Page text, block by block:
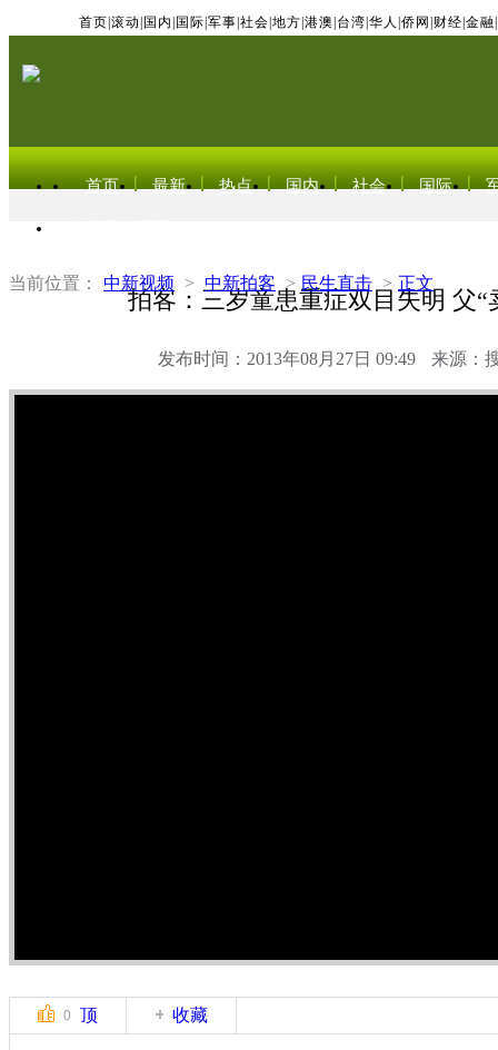
首页 滚动 国内 国际 军事 社会 地方 港澳 台湾 华人 侨网 财经 金融
首页 最新 热点 国内 社会 国际
当前位置： 中新视频 > 中新拍客 > 民生直击 > 正文
拍客：三岁童患重症双目失明 父“
发布时间：2013年08月27日 09:49 来源：
0 顶 收藏